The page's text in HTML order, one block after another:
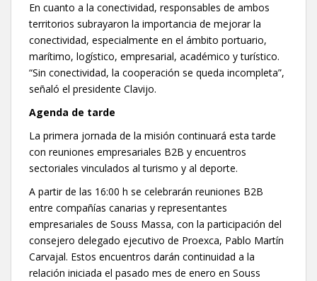
En cuanto a la conectividad, responsables de ambos
territorios subrayaron la importancia de mejorar la
conectividad, especialmente en el ámbito portuario,
marítimo, logístico, empresarial, académico y turístico.
“Sin conectividad, la cooperación se queda incompleta”,
señaló el presidente Clavijo.
Agenda de tarde
La primera jornada de la misión continuará esta tarde
con reuniones empresariales B2B y encuentros
sectoriales vinculados al turismo y al deporte.
A partir de las 16:00 h se celebrarán reuniones B2B
entre compañías canarias y representantes
empresariales de Souss Massa, con la participación del
consejero delegado ejecutivo de Proexca, Pablo Martín
Carvajal. Estos encuentros darán continuidad a la
relación iniciada el pasado mes de enero en Souss